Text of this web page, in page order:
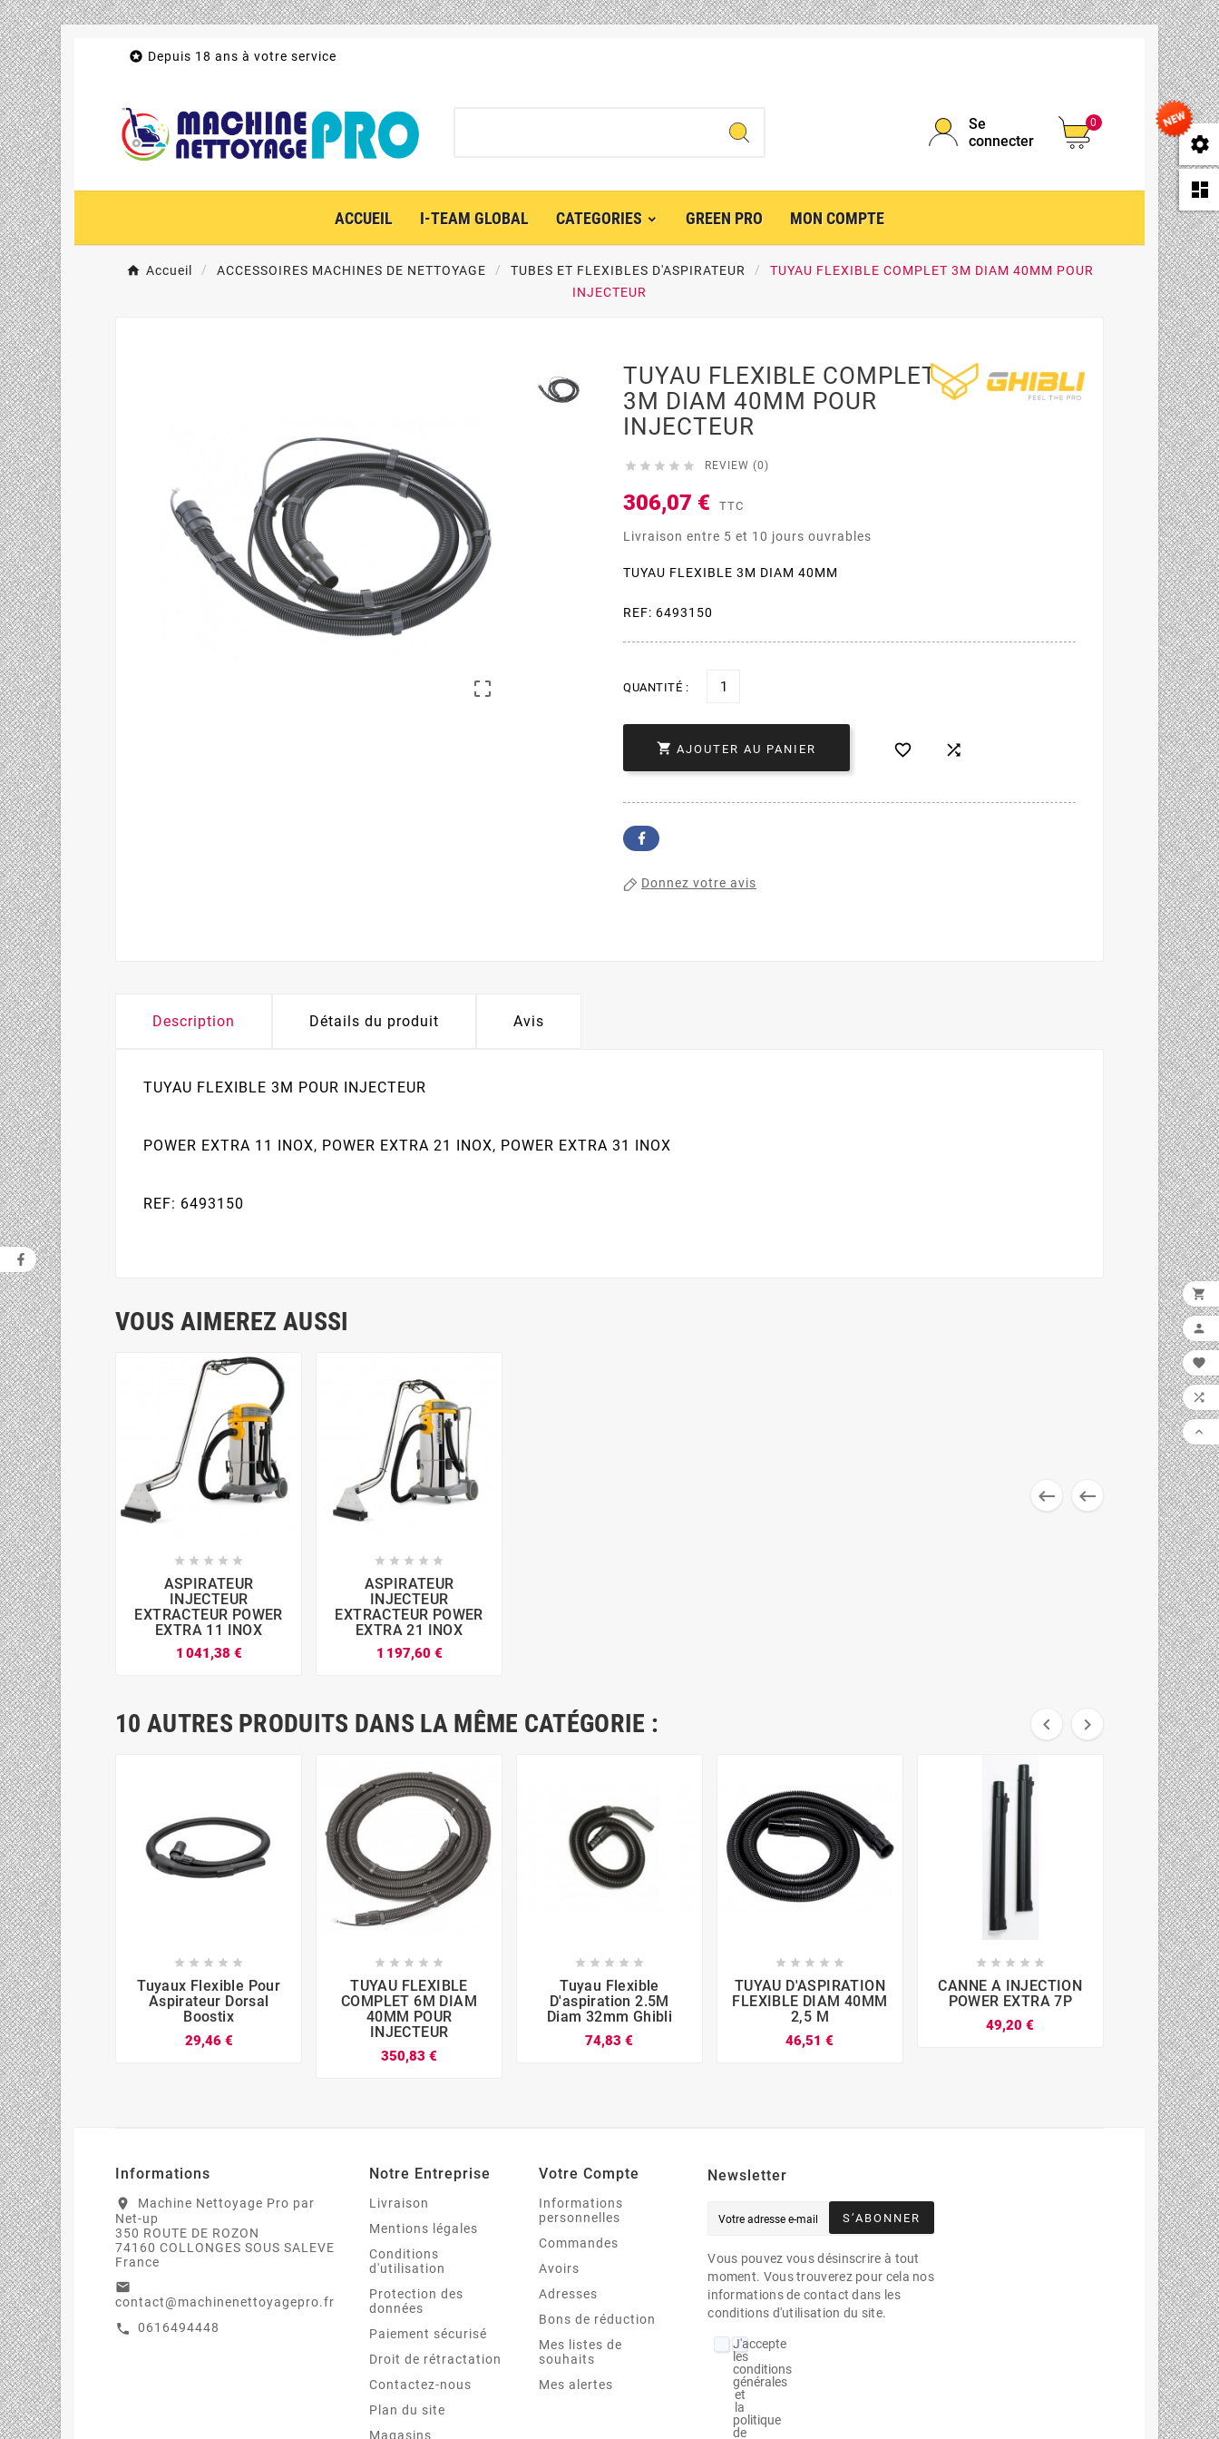
 Depuis 18 ans à votre service
Se
connecter
0
ACCUEIL I-TEAM GLOBAL CATEGORIES GREEN PRO MON COMPTE
Accueil ACCESSOIRES MACHINES DE NETTOYAGE TUBES ET FLEXIBLES D'ASPIRATEUR
TUYAU FLEXIBLE COMPLET 3M DIAM 40MM POUR
INJECTEUR

TUYAU FLEXIBLE COMPLET
3M DIAM 40MM POUR
INJECTEUR
     REVIEW (0)
306,07 € TTC
Livraison entre 5 et 10 jours ouvrables
TUYAU FLEXIBLE 3M DIAM 40MM
REF: 6493150
QUANTITÉ :
 AJOUTER AU PANIER  
Donnez votre avis
Description Détails du produit Avis
TUYAU FLEXIBLE 3M POUR INJECTEUR
POWER EXTRA 11 INOX, POWER EXTRA 21 INOX, POWER EXTRA 31 INOX
REF: 6493150
VOUS AIMEREZ AUSSI
 
   
    
ASPIRATEUR
INJECTEUR
EXTRACTEUR POWER
EXTRA 11 INOX
1 041,38 €
   
    
ASPIRATEUR
INJECTEUR
EXTRACTEUR POWER
EXTRA 21 INOX
1 197,60 €
10 AUTRES PRODUITS DANS LA MÊME CATÉGORIE :  
    
Tuyaux Flexible Pour
Aspirateur Dorsal
Boostix
29,46 €
    
TUYAU FLEXIBLE
COMPLET 6M DIAM
40MM POUR
INJECTEUR
350,83 €
    
Tuyau Flexible
D'aspiration 2.5M
Diam 32mm Ghibli
74,83 €
    
TUYAU D'ASPIRATION
FLEXIBLE DIAM 40MM
2,5 M
46,51 €
    
CANNE A INJECTION
POWER EXTRA 7P
49,20 €


TUYAU
DORSAL
Informations
location_on
Machine Nettoyage Pro par
Net-up
350 ROUTE DE ROZON
74160 COLLONGES SOUS SALEVE
France
email
contact@machinenettoyagepro.fr
call 0616494448
Notre Entreprise
Livraison
Mentions légales
Conditions
d'utilisation
Protection des
données
Paiement sécurisé
Droit de rétractation
Contactez-nous
Plan du site
Magasins
Votre Compte
Informations
personnelles
Commandes
Avoirs
Adresses
Bons de réduction
Mes listes de
souhaits
Mes alertes
Newsletter
S’ABONNER
Vous pouvez vous désinscrire à tout
moment. Vous trouverez pour cela nos
informations de contact dans les
conditions d'utilisation du site.
J'accepte
les
conditions
générales
et
la
politique
de




